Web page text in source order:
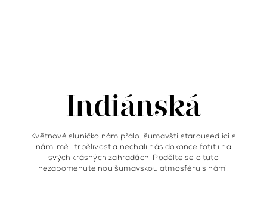
Indiánská
Květnové sluníčko nám přálo, šumavští starousedlíci s
námi měli trpělivost a nechali nás dokonce fotit i na
svých krásných zahradách. Podělte se o tuto
nezapomenutelnou šumavskou atmosféru s námi.